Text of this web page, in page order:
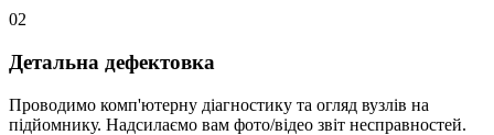
02
Детальна дефектовка
Проводимо комп'ютерну діагностику та огляд вузлів на
підйомнику. Надсилаємо вам фото/відео звіт несправностей.